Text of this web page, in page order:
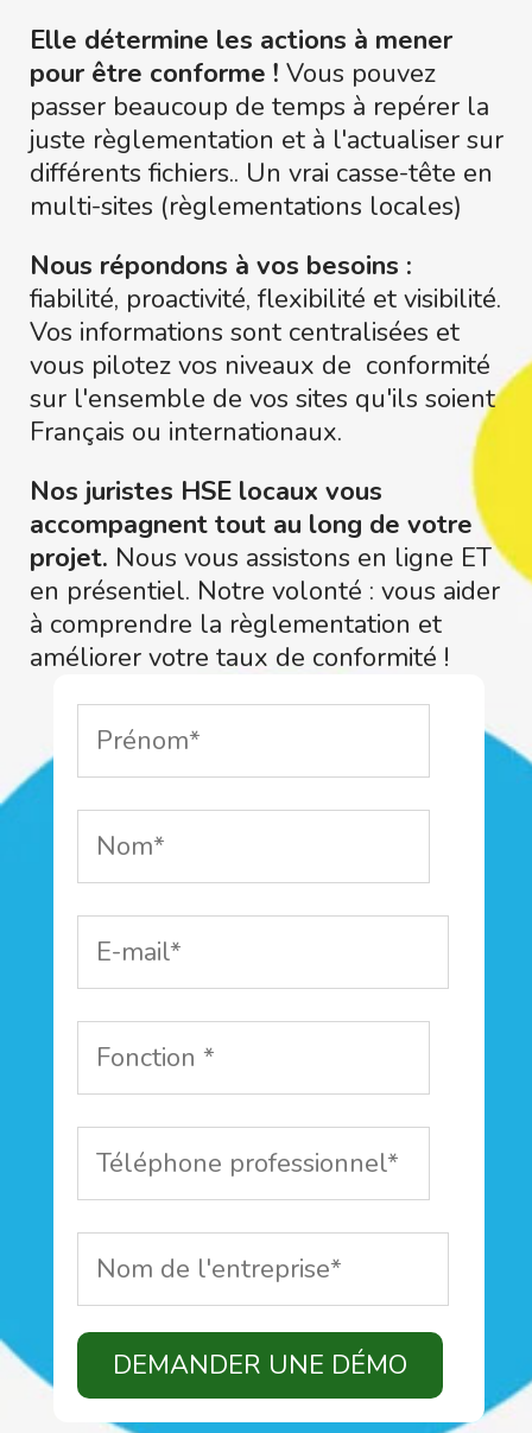
Elle détermine les actions à mener
pour être conforme ! Vous pouvez
passer beaucoup de temps à repérer la
juste règlementation et à l'actualiser sur
différents fichiers.. Un vrai casse-tête en
multi-sites (règlementations locales)
Nous répondons à vos besoins :
fiabilité, proactivité, flexibilité et visibilité.
Vos informations sont centralisées et
vous pilotez vos niveaux de conformité
sur l'ensemble de vos sites qu'ils soient
Français ou internationaux.
Nos juristes HSE locaux vous
accompagnent tout au long de votre
projet. Nous vous assistons en ligne ET
en présentiel. Notre volonté : vous aider
à comprendre la règlementation et
améliorer votre taux de conformité !